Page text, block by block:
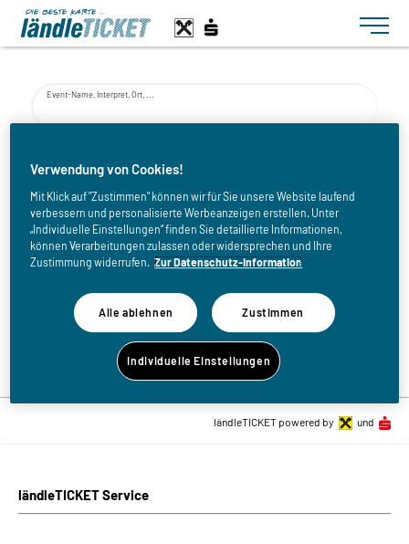
Toggle
Event-Name, Interpret, Ort, ...
bis
Zurück zur Eventliste
ländleTICKET Service
ländleTICKET powered by und
Verwendung von Cookies!
Mit Klick auf "Zustimmen" können wir für Sie unsere Website laufend
verbessern und personalisierte Werbeanzeigen erstellen. Unter
„Individuelle Einstellungen“ finden Sie detaillierte Informationen,
können Verarbeitungen zulassen oder widersprechen und Ihre
Zustimmung widerrufen. Zur Datenschutz-Information
Alle ablehnen Zustimmen
Individuelle Einstellungen